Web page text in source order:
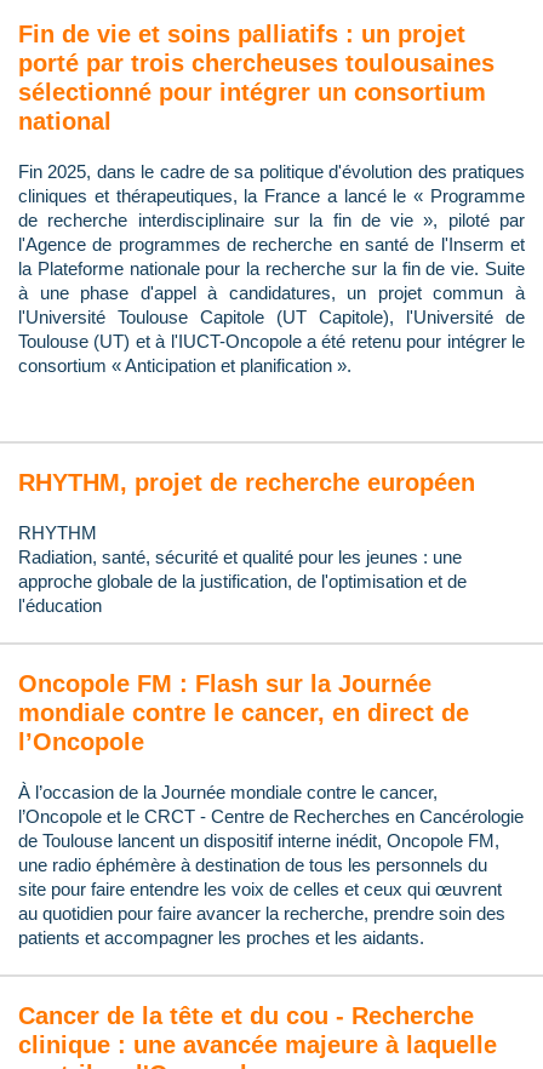
Fin de vie et soins palliatifs : un projet
porté par trois chercheuses toulousaines
sélectionné pour intégrer un consortium
national
Fin 2025, dans le cadre de sa politique d'évolution des pratiques
cliniques et thérapeutiques, la France a lancé le « Programme
de recherche interdisciplinaire sur la fin de vie », piloté par
l'Agence de programmes de recherche en santé de l'Inserm et
la Plateforme nationale pour la recherche sur la fin de vie. Suite
à une phase d'appel à candidatures, un projet commun à
l'Université Toulouse Capitole (UT Capitole), l'Université de
Toulouse (UT) et à l'IUCT-Oncopole a été retenu pour intégrer le
consortium « Anticipation et planification ».
RHYTHM, projet de recherche européen
RHYTHM
Radiation, santé, sécurité et qualité pour les jeunes : une
approche globale de la justification, de l'optimisation et de
l'éducation
Oncopole FM : Flash sur la Journée
mondiale contre le cancer, en direct de
l’Oncopole
À l’occasion de la Journée mondiale contre le cancer,
l’Oncopole et le CRCT - Centre de Recherches en Cancérologie
de Toulouse lancent un dispositif interne inédit, Oncopole FM,
une radio éphémère à destination de tous les personnels du
site pour faire entendre les voix de celles et ceux qui œuvrent
au quotidien pour faire avancer la recherche, prendre soin des
patients et accompagner les proches et les aidants.
Cancer de la tête et du cou - Recherche
clinique : une avancée majeure à laquelle